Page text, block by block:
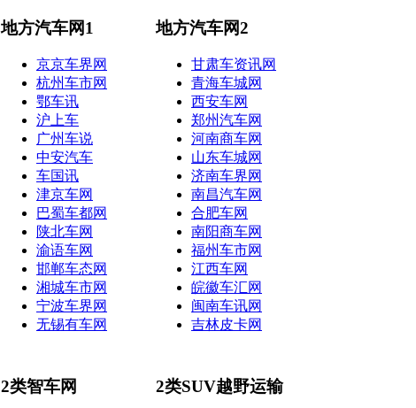
地方汽车网1
京京车界网
杭州车市网
鄂车讯
沪上车
广州车说
中安汽车
车国讯
津京车网
巴蜀车都网
陕北车网
渝语车网
邯郸车态网
湘城车市网
宁波车界网
无锡有车网
地方汽车网2
甘肃车资讯网
青海车城网
西安车网
郑州汽车网
河南商车网
山东车城网
济南车界网
南昌汽车网
合肥车网
南阳商车网
福州车市网
江西车网
皖徽车汇网
闽南车讯网
吉林皮卡网
2类智车网 2类SUV越野运输